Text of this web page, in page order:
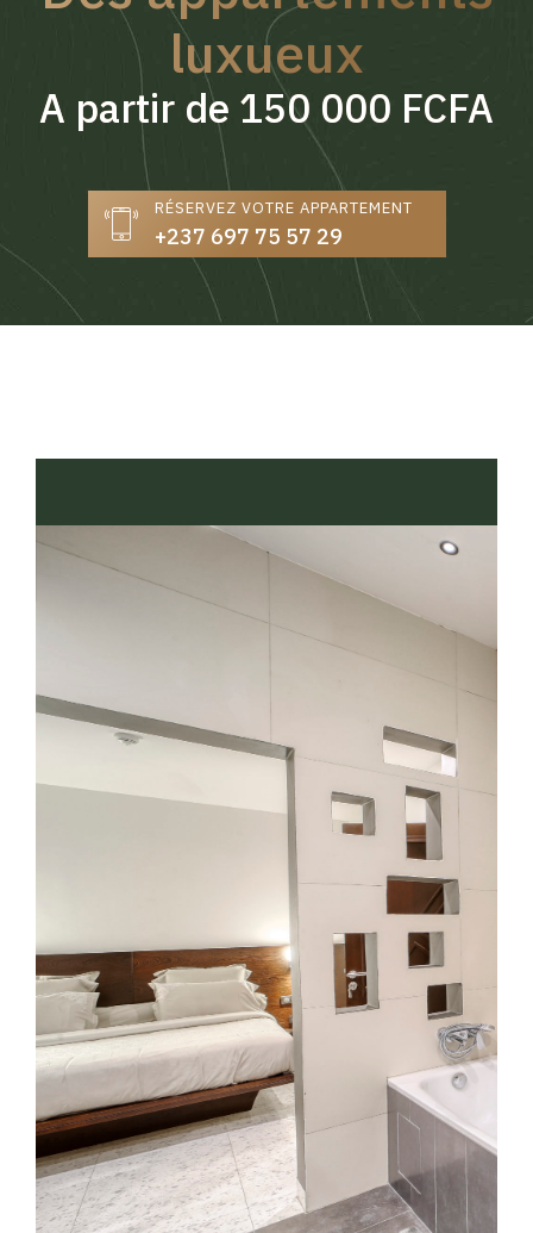
luxueux
A partir de 150 000 FCFA
RÉSERVEZ VOTRE APPARTEMENT
+237 697 75 57 29